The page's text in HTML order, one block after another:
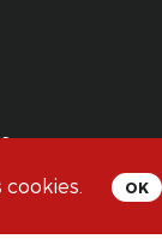
des Clowns - 2018
OK